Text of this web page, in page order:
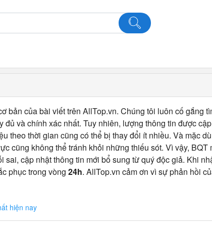
bản của bài viết trên AllTop.vn. Chúng tôi luôn cố gắng
đủ và chính xác nhất. Tuy nhiên, lượng thông tin được
theo thời gian cũng có thể bị thay đổi ít nhiều. Và mặc
cũng không thể tránh khỏi những thiếu sót. Vì vậy, BQT
sai, cập nhật thông tin mới bổ sung từ quý độc giả. Khi
phục trong vòng 24h. AllTop.vn cảm ơn vì sự phản hồi
hiện nay